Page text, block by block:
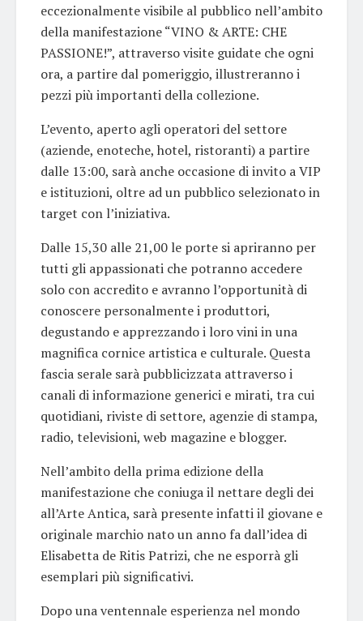
eccezionalmente visibile al pubblico nell’ambito
della manifestazione “VINO & ARTE: CHE
PASSIONE!”, attraverso visite guidate che ogni
ora, a partire dal pomeriggio, illustreranno i
pezzi più importanti della collezione.
L’evento, aperto agli operatori del settore
(aziende, enoteche, hotel, ristoranti) a partire
dalle 13:00, sarà anche occasione di invito a VIP
e istituzioni, oltre ad un pubblico selezionato in
target con l’iniziativa.
Dalle 15,30 alle 21,00 le porte si apriranno per
tutti gli appassionati che potranno accedere
solo con accredito e avranno l’opportunità di
conoscere personalmente i produttori,
degustando e apprezzando i loro vini in una
magnifica cornice artistica e culturale. Questa
fascia serale sarà pubblicizzata attraverso i
canali di informazione generici e mirati, tra cui
quotidiani, riviste di settore, agenzie di stampa,
radio, televisioni, web magazine e blogger.
Nell’ambito della prima edizione della
manifestazione che coniuga il nettare degli dei
all’Arte Antica, sarà presente infatti il giovane e
originale marchio nato un anno fa dall’idea di
Elisabetta de Ritis Patrizi, che ne esporrà gli
esemplari più significativi.
Dopo una ventennale esperienza nel mondo